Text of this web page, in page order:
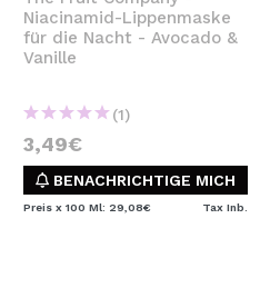
Niacinamid-Lippenmaske
für die Nacht - Avocado &
Vanille
(1)
3,49€
BENACHRICHTIGE MICH
Preis x 100 Ml: 29,08€ Tax Inb.